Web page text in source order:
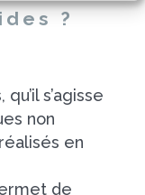
?
s’agisse
non
en
de